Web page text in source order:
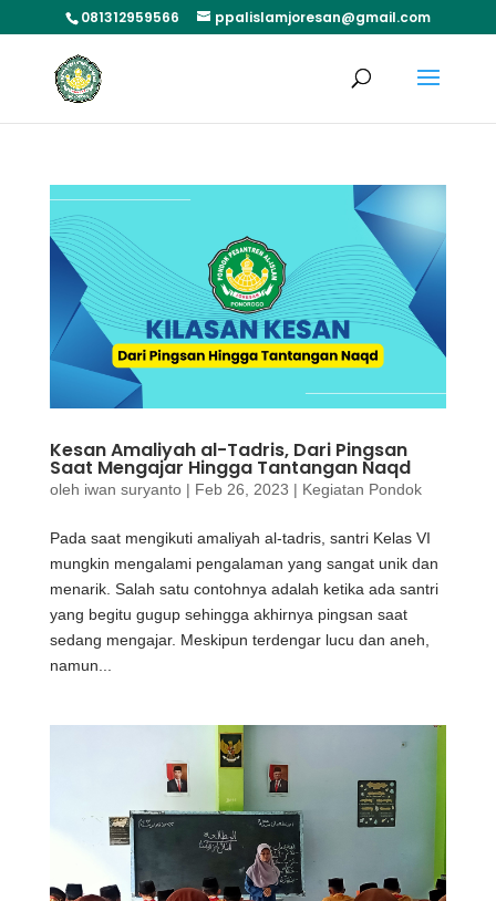
081312959566 ppalislamjoresan@gmail.com
Kesan Amaliyah al-Tadris, Dari Pingsan
Saat Mengajar Hingga Tantangan Naqd
oleh iwan suryanto| Feb 26, 2023 | Kegiatan Pondok
Pada saat mengikuti amaliyah al-tadris, santri Kelas VI
mungkin mengalami pengalaman yang sangat unik dan
menarik. Salah satu contohnya adalah ketika ada santri
yang begitu gugup sehingga akhirnya pingsan saat
sedang mengajar. Meskipun terdengar lucu dan aneh,
namun...